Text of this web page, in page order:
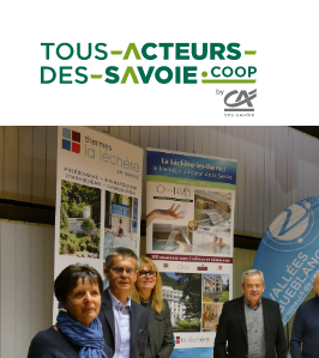
contenu
principal